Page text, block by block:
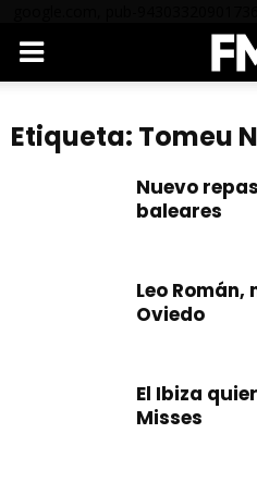
Etiqueta: Tomeu
Nuevo
baleares
Leo Román,
Oviedo
El Ibiza
Misses